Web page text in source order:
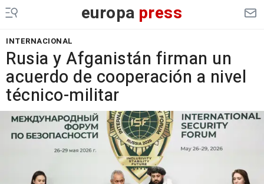
europa press
INTERNACIONAL
Rusia y Afganistán firman un
acuerdo de cooperación a nivel
técnico-militar